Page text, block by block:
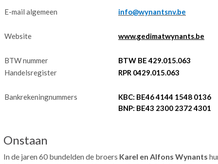
E-mail algemeen info@wynantsnv.be
Website www.gedimatwynants.be
BTW nummer
BTW BE 429.015.063
Handelsregister
RPR 0429.015.063
Bankrekeningnummers
KBC: BE46 4144 1548 0136
BNP: BE43 2300 2372 4301
Onstaan
In de jaren 60 bundelden de broers Karel en Alfons Wynants